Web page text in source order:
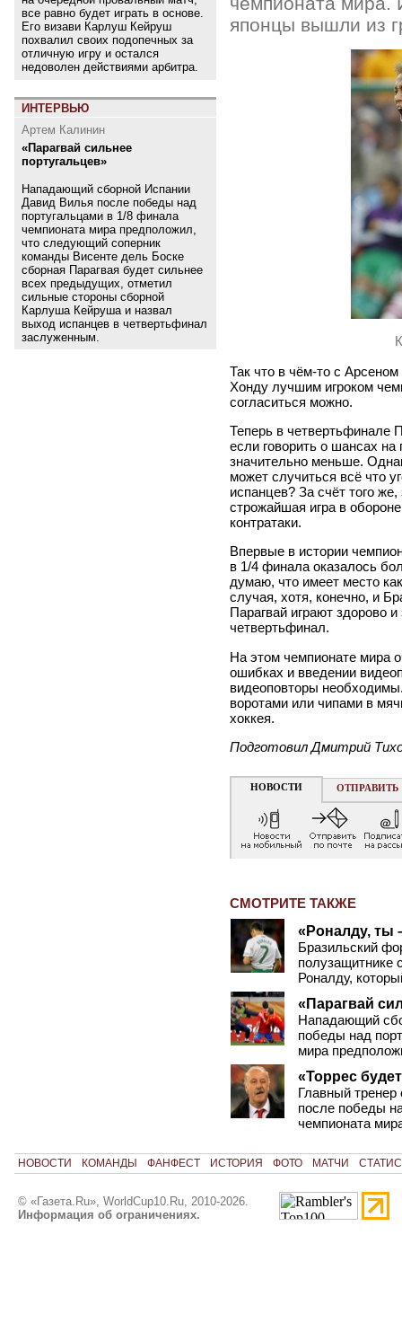
японцы вышли из
Так что в чём-то с
Хонду лучшим игроком
согласиться можно.
Теперь в четвертьфинале
если говорить о шансах
значительно меньше.
может случиться всё что
испанцев? За счёт того
строжайшая игра в
контратаки.
Впервые в истории
в 1/4 финала оказалось
думаю, что имеет место
случая, хотя, конечно, и
Парагвай играют здорово
четвертьфинал.
На этом чемпионате мира
ошибках и введении
видеоповторы
воротами или чипами в
хоккея.
Подготовил Дмитрий
НОВОСТИ ОТПРАВИТЬ
СМОТРИТЕ ТАКЖЕ
«Роналду, ты
Бразильский
полузащитнике
Роналду,
«Парагвай
Нападающий
победы над
мира
«Торрес
Главный
после победы
чемпионата
все равно будет играть в основе.
Его визави Карлуш Кейруш
похвалил своих подопечных за
отличную игру и остался
недоволен действиями арбитра.
ИНТЕРВЬЮ
Артем Калинин
«Парагвай сильнее
португальцев»
Нападающий сборной Испании
Давид Вилья после победы над
португальцами в 1/8 финала
чемпионата мира предположил,
что следующий соперник
команды Висенте дель Боске
сборная Парагвая будет сильнее
всех предыдущих, отметил
сильные стороны сборной
Карлуша Кейруша и назвал
выход испанцев в четвертьфинал
заслуженным.
НОВОСТИ КОМАНДЫ ФАНФЕСТ ИСТОРИЯ ФОТО МАТЧИ
© «Газета.Ru», WorldCup10.Ru, 2010-2026.
Информация об ограничениях.